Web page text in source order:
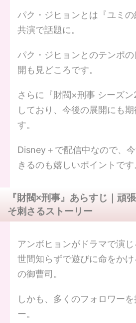
パク・ジヒョンとは『ユミ
共演で話題に。
パク・ジヒョンとのテンポ
開も見どころです。
さらに『財閥×刑事 シーズ
しており、今後の展開にも
す。
Disney＋で配信中なので、
きるのも嬉しいポイントです
『財閥×刑事』あらすじ｜頑
そ刺さるストーリー
アンボヒョンがドラマで演じ
世間知らずで遊びに命をか
の御曹司。
しかも、多くのフォロワー
ー。